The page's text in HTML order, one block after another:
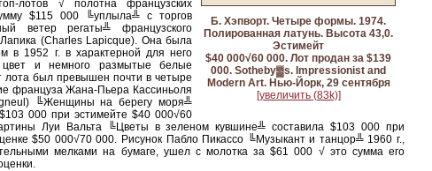
Б. Хэпворт. Четыре формы. 1974.
Полированная латунь. Высота 43,0.
Эстимейт
$40 000√60 000. Лот продан за $139
000. Sotheby▓s. Impressionist and
Modern Art. Нью-Йорк, 29 сентября
[увеличить (83k)]
лотов √ полотна французских
$115 000 ╚уплыла╩ с торгов
ветер регаты╩ французского
(Charles Lapicque). Она была
в 1952 г. в характерной для него
и немного размытые белые
лота был превышен почти в четыре
француза Жана-Пьера Кассиньоля
╚Женщины на берегу моря╩
000 при эстимейте $40 000√60
Луи Вальта ╚Цветы в зеленом кувшине╩ составила $103 000 при
$50 000√70 000. Рисунок Пабло Пикассо ╚Музыкант и танцор╩ 1960 г.,
мелками на бумаге, ушел с молотка за $61 000 √ это сумма его